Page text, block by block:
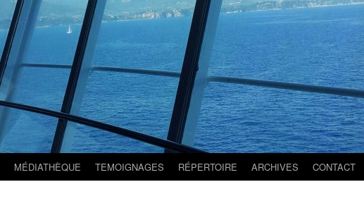
MÉDIATHÈQUE TEMOIGNAGES RÉPERTOIRE ARCHIVES CONTACT